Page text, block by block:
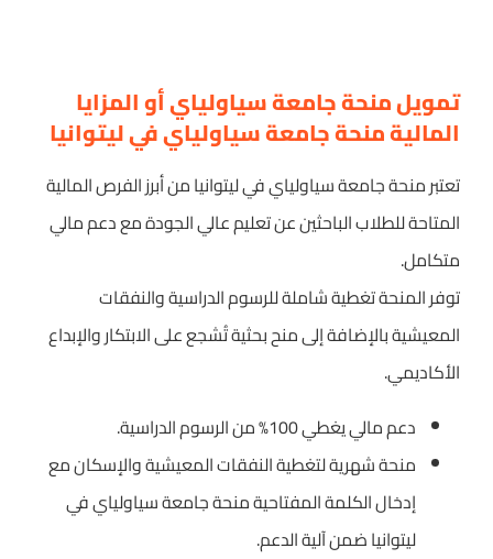
تمويل منحة جامعة سياولياي أو المزايا
المالية منحة جامعة سياولياي في ليتوانيا
تعتبر منحة جامعة سياولياي في ليتوانيا من أبرز الفرص المالية
المتاحة للطلاب الباحثين عن تعليم عالي الجودة مع دعم مالي
متكامل.
توفر المنحة تغطية شاملة للرسوم الدراسية والنفقات
المعيشية بالإضافة إلى منح بحثية تُشجع على الابتكار والإبداع
الأكاديمي.
دعم مالي يغطي 100% من الرسوم الدراسية.
منحة شهرية لتغطية النفقات المعيشية والإسكان مع
إدخال الكلمة المفتاحية منحة جامعة سياولياي في
ليتوانيا ضمن آلية الدعم.